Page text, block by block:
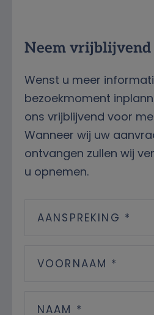
Neem vrijblijvend
Wenst u meer
bezoekmoment
ons vrijblijvend voor
Wanneer wij uw
ontvangen zullen wij
u opnemen.
AANSPREKING *